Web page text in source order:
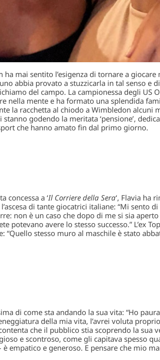
ha mai sentito l’esigenza di tornare a
abbia provato a stuzzicarla in tal senso e
del campo. La campionessa degli US
nella mente e ha formato una splendida
la racchetta al chiodo a Wimbledon alcuni
godendo la meritata ‘pensione’,
che hanno amato fin dal primo giorno.
concessa a ‘Il Corriere della Sera‘, Flavia ha
di tante giocatrici italiane: “Mi sento
non è un caso che dopo di me si sia aperto
potevano avere lo stesso successo.” L’ex
“Quello stesso muro al maschile è stato
di come sta andando la sua vita: “Ho
della mia vita, l’avrei voluta
che il pubblico stia scoprendo la sua
e scontroso, come gli capitava spesso
empatico e generoso. E pensare che mio